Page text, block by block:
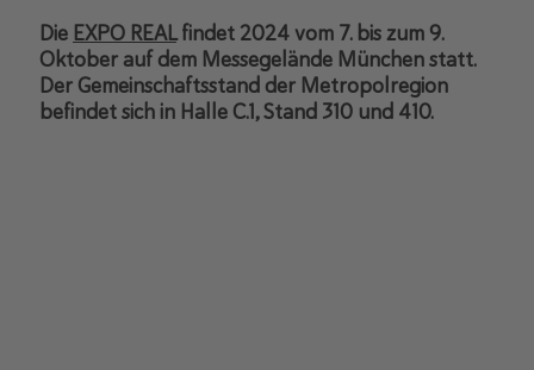
Die EXPO REALfindet 2024 vom 7. bis zum 9.
Oktober auf dem Messegelände München statt.
Der Gemeinschaftsstand der Metropolregion
befindet sich in Halle C.1, Stand 310 und 410.